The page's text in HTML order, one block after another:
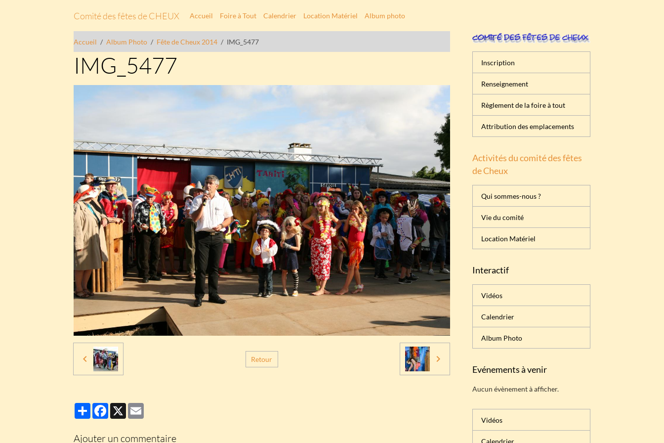
Comité des fêtes de CHEUX Accueil Foire à Tout Calendrier Location Matériel Album photo
Accueil Album Photo Fête de Cheux 2014 IMG_5477
IMG_5477
Retour
PartagerFacebook
X
Ajouter un commentaire
Inscription
Renseignement
Règlement de la foire à tout
Attribution des emplacements
Activités du comité des fêtes
de Cheux
Qui sommes-nous ?
Vie du comité
Location Matériel
Interactif
Vidéos
Calendrier
Album Photo
Evénements à venir
Aucun évènement à afficher.
Vidéos
Calendrier